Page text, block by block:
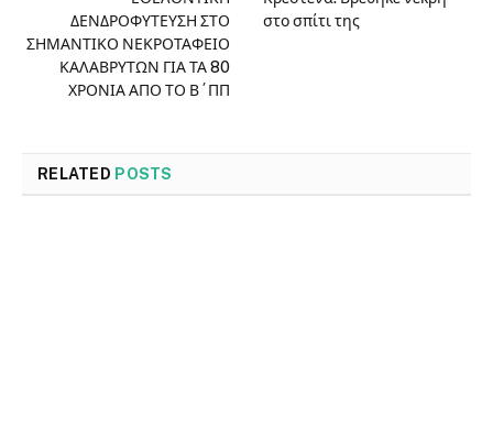
ΔΕΝΔΡΟΦΥΤΕΥΣΗ ΣΤΟ
ΣΗΜΑΝΤΙΚΟ ΝΕΚΡΟΤΑΦΕΙΟ
ΚΑΛΑΒΡΥΤΩΝ ΓΙΑ ΤΑ 80
ΧΡΟΝΙΑ ΑΠΟ ΤΟ Β΄ΠΠ
στο σπίτι της
RELATED POSTS